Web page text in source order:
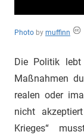
Photo by muffinn
Die Politik lebt
Maßnahmen
realen oder
nicht
Krieges“